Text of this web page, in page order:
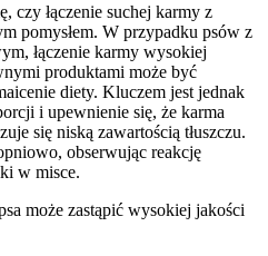
czy łączenie suchej karmy z
pomysłem. W przypadku psów z
łączenie karmy wysokiej
produktami może być
diety. Kluczem jest jednak
i upewnienie się, że karma
się niską zawartością tłuszczu.
obserwując reakcję
w misce.
może zastąpić wysokiej jakości